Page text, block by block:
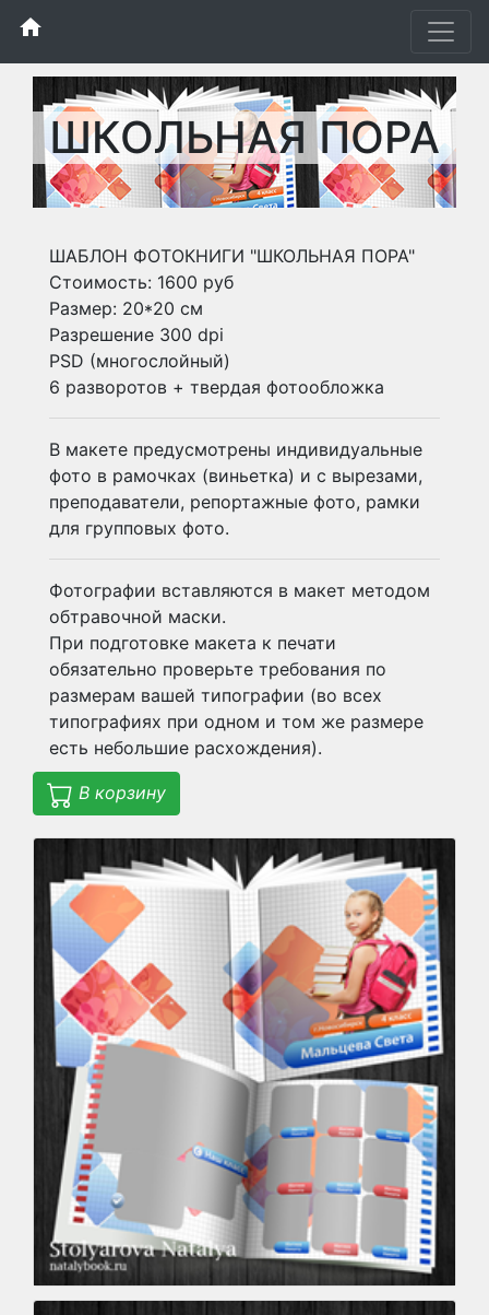
home
ШКОЛЬНАЯ ПОРА
ШАБЛОН ФОТОКНИГИ "ШКОЛЬНАЯ ПОРА"
Стоимость: 1600 руб
Размер: 20*20 см
Разрешение 300 dpi
PSD (многослойный)
6 разворотов + твердая фотообложка
В макете предусмотрены индивидуальные
фото в рамочках (виньетка) и с вырезами,
преподаватели, репортажные фото, рамки
для групповых фото.
Фотографии вставляются в макет методом
обтравочной маски.
При подготовке макета к печати
обязательно проверьте требования по
размерам вашей типографии (во всех
типографиях при одном и том же размере
есть небольшие расхождения).
В корзину